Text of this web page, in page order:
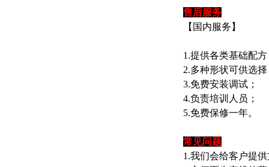
售后服务
【国内服务】
1.提供各类基础配
2.多种形状可供选
3.免费安装调试；
4.负责培训人员；
5.免费保修一年。
常见问题
1.我们会给客户提